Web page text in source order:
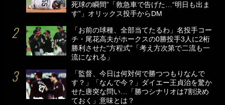
死球の瞬間”「救急車で告げた…“明日も出ま
す”」オリックス投手からDM
「お前の球種、全部当てたるわ」名投手コー
チ・尾花高夫がホークスの0勝投手3人に2桁
勝利させた“方程式”「考え方次第で二流も一
流になれる」
「監督、今日は何対何で勝つつもりなんで
す？」「なんで今？」ダイエー王貞治を驚か
せた唐突な問い…「勝つシナリオは7割決め
ておく」意味とは？